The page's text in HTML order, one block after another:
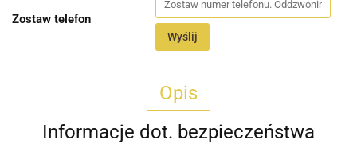
Zostaw telefon
Wyślij
Opis
Informacje dot. bezpieczeństwa